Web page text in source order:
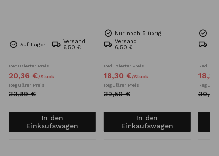
Auf Lager
Versand
6,50 €
Reduzierter Preis
20,36 €/Stück
Regulärer Preis
33,89 €
In den
Einkaufswagen
Nur noch 5 übrig
Versand
6,50 €
Reduzierter Preis
18,30 €/Stück
Regulärer Preis
30,50 €
In den
Einkaufswagen
18,30
30,50